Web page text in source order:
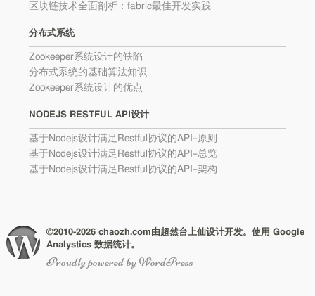
区块链技术全面剖析：fabric最佳开发实践
分布式系统
Zookeeper系统设计的缺陷
分布式系统的基础算法知识
Zookeeper系统设计的优点
NODEJS RESTFUL API设计
基于Nodejs设计满足Restful协议的API–原则
基于Nodejs设计满足Restful协议的API–总览
基于Nodejs设计满足Restful协议的API–架构
©2010-2026 chaozh.com由超然台上仙设计开发。使用 Google
Analystics 数据统计。
Proudly powered by WordPress